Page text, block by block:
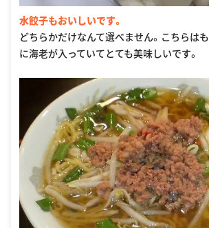
水餃子もおいしいです。
どちらかだけなんて選べません。こちらは
に海老が入っていてとても美味しいです。